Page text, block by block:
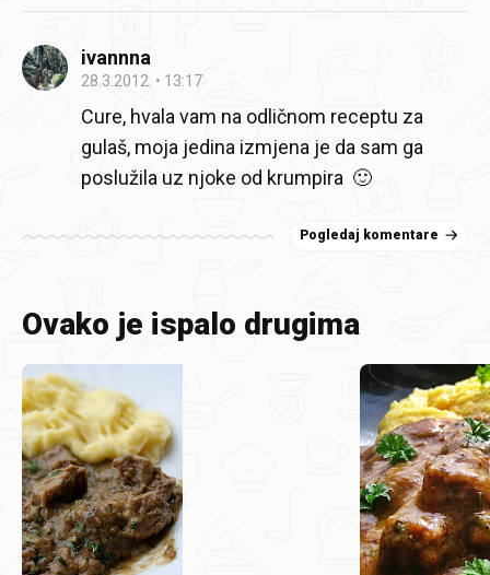
ivannna
28.3.2012. 13:17
Cure, hvala vam na odličnom receptu za
gulaš, moja jedina izmjena je da sam ga
poslužila uz njoke od krumpira 🙂
Pogledaj komentare
Ovako je ispalo drugima